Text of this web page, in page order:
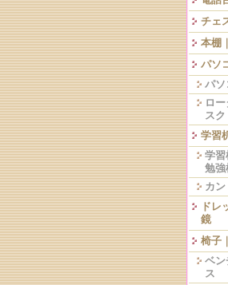
チェ
本棚
パソ
パソ
ロ
スク
学習
学習
勉強
カ
ドレ
鏡
椅子
ベン
ス